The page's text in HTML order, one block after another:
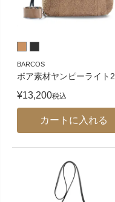
BARCOS
ボア素材ヤンピーライト2
¥13,200税込
カートに入れる